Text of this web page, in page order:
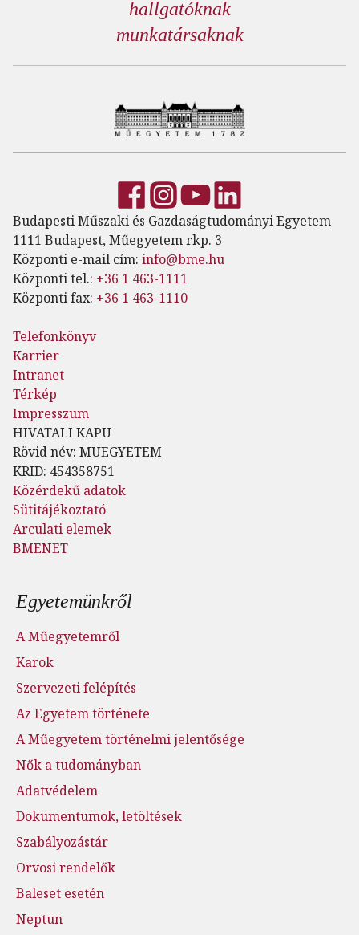
hallgatóknak
munkatársaknak
Budapesti Műszaki és Gazdaságtudományi Egyetem
1111 Budapest, Műegyetem rkp. 3
Központi e-mail cím: info@bme.hu
Központi tel.: +36 1 463-1111
Központi fax: +36 1 463-1110
Telefonkönyv
Karrier
Intranet
Térkép
Impresszum
HIVATALI KAPU
Rövid név: MUEGYETEM
KRID: 454358751
Közérdekű adatok
Sütitájékoztató
Arculati elemek
BMENET
Lábléc menü
Egyetemünkről
A Műegyetemről
Karok
Szervezeti felépítés
Az Egyetem története
A Műegyetem történelmi jelentősége
Nők a tudományban
Adatvédelem
Dokumentumok, letöltések
Szabályozástár
Orvosi rendelők
Baleset esetén
Neptun